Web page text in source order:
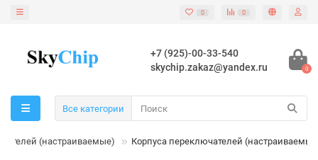
0 0
+7 (925)-00-33-540
skychip.zakaz@yandex.ru
0
Все категории
(настраиваемые) Корпуса переключателей